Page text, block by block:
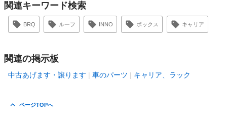
関連キーワード検索
BRQ ルーフ INNO ボックス キャリア
関連の掲示板
中古あげます・譲ります 車のパーツ キャリア、ラック
ページTOPへ